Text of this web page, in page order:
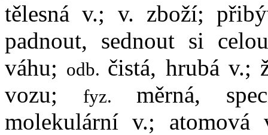
tělesná v.; v. zboží;
padnout, sednout si
váhu; odb. čistá, hrubá v.;
vozu;
fyz. měrná,
molekulární v.;